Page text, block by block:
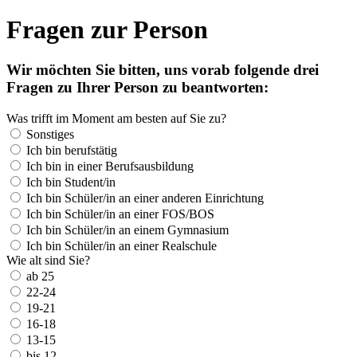
Fragen zur Person
Wir möchten Sie bitten, uns vorab folgende drei
Fragen zu Ihrer Person zu beantworten:
Was trifft im Moment am besten auf Sie zu?
Sonstiges
Ich bin berufstätig
Ich bin in einer Berufsausbildung
Ich bin Student/in
Ich bin Schüler/in an einer anderen Einrichtung
Ich bin Schüler/in an einer FOS/BOS
Ich bin Schüler/in an einem Gymnasium
Ich bin Schüler/in an einer Realschule
Wie alt sind Sie?
ab 25
22-24
19-21
16-18
13-15